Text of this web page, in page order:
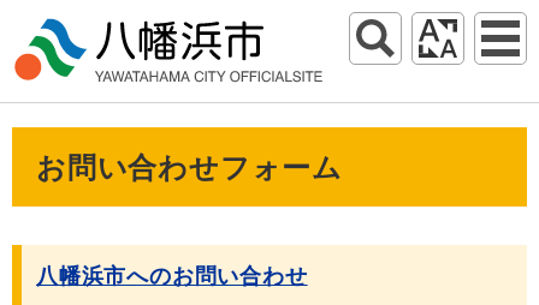
お問い合わせフォーム
八幡浜市へのお問い合わせ